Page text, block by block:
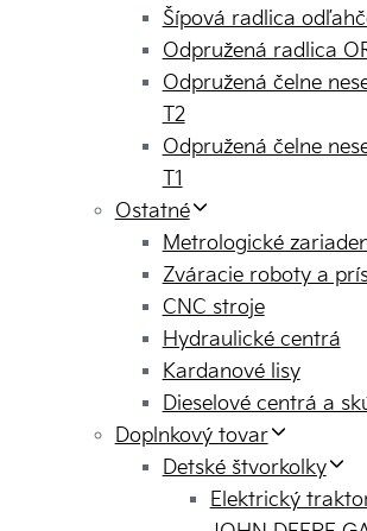
Šípová radlica
Odpružená radlica
Odpružená čelne
T2
Odpružená čelne
T1
Ostatné
Metrologické
Zváracie roboty a
CNC stroje
Hydraulické centrá
Kardanové lisy
Dieselové centrá a
Doplnkový tovar
Detské štvorkolky
Elektrický